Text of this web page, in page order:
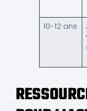
10-12 ans